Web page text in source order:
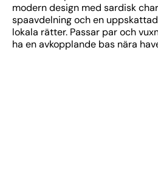
modern design med sardisk
spaavdelning och en
lokala rätter. Passar par och
ha en avkopplande bas nära